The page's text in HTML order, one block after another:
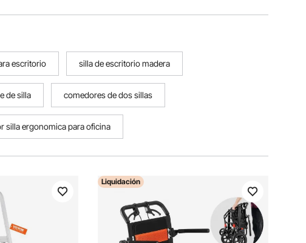
escritorio silla de escritorio madera
de silla comedores de dos sillas
silla ergonomica para oficina
Liquidación